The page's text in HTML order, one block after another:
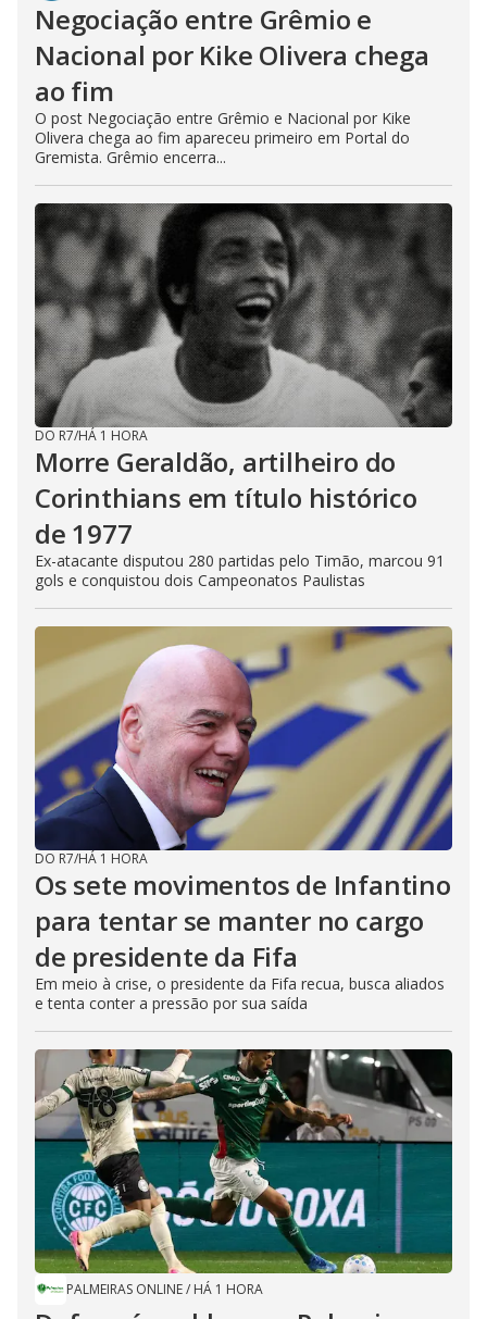
Negociação entre Grêmio e
Nacional por Kike Olivera chega
ao fim
O post Negociação entre Grêmio e Nacional por Kike
Olivera chega ao fim apareceu primeiro em Portal do
Gremista. Grêmio encerra...
DO R7/HÁ 1 HORA
Morre Geraldão, artilheiro do
Corinthians em título histórico
de 1977
Ex-atacante disputou 280 partidas pelo Timão, marcou 91
gols e conquistou dois Campeonatos Paulistas
DO R7/HÁ 1 HORA
Os sete movimentos de Infantino
para tentar se manter no cargo
de presidente da Fifa
Em meio à crise, o presidente da Fifa recua, busca aliados
e tenta conter a pressão por sua saída
PALMEIRAS ONLINE/ HÁ 1 HORA